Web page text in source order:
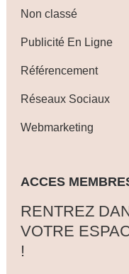
Non classé
Publicité En Ligne
Référencement
Réseaux Sociaux
Webmarketing
ACCES
‎RENTREZ
VOTRE
!